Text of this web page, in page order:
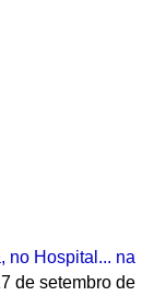
no Hospital... na
de setembro de